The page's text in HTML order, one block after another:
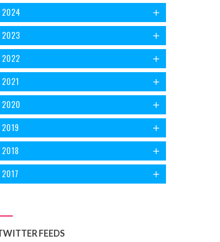
2024
2023
2022
2021
2020
2019
2018
2017
FEEDS